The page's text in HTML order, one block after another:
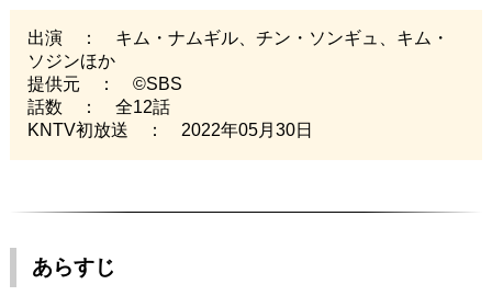
出演 ： キム・ナムギル、チン・ソンギュ、キム・
ソジンほか
提供元 ： ©SBS
話数 ： 全12話
KNTV初放送 ： 2022年05月30日
あらすじ